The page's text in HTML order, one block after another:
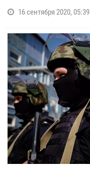
16 сентября 2020, 05:39